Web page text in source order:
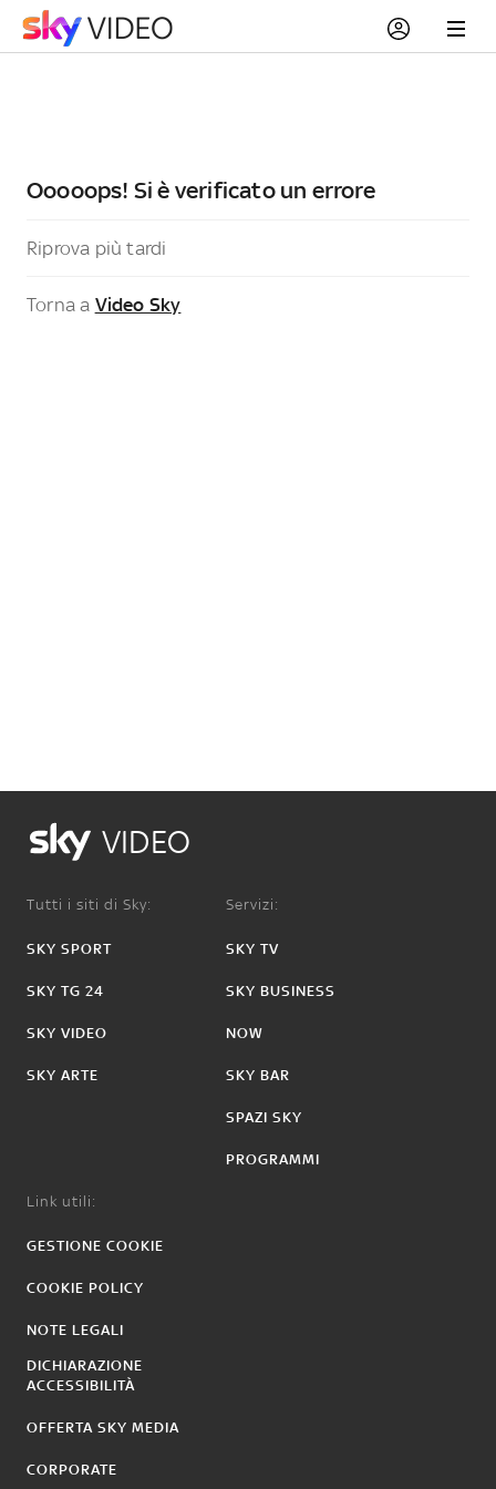
Ooooops! Si è verificato un errore
Riprova più tardi
Torna a Video Sky
VIDEO
Tutti i siti di Sky:
SKY SPORT
SKY TG 24
SKY VIDEO
SKY ARTE
Servizi:
SKY TV
SKY BUSINESS
NOW
SKY BAR
SPAZI SKY
PROGRAMMI
Link utili:
GESTIONE COOKIE
COOKIE POLICY
NOTE LEGALI
DICHIARAZIONE
ACCESSIBILITÀ
OFFERTA SKY MEDIA
CORPORATE